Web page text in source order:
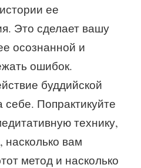
ее
Это сделает вашу
осознанной и
ошибок.
буддийской
Попрактикуйте
технику,
насколько вам
метод и насколько